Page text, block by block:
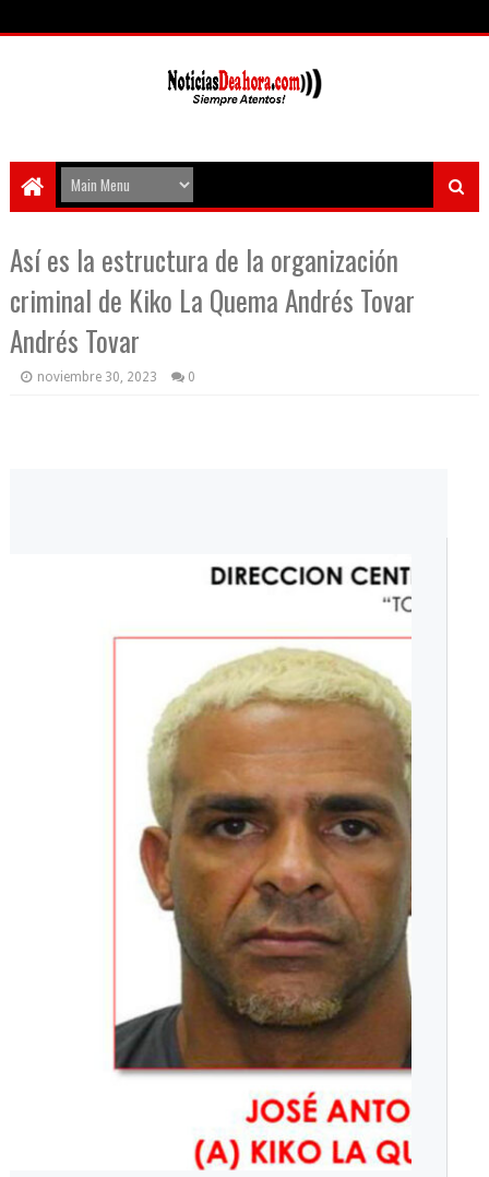
Así es la estructura de la organización
criminal de Kiko La Quema Andrés Tovar
Andrés Tovar
noviembre 30, 2023 0